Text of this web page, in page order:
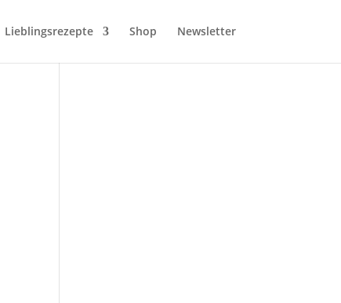
Lieblingsrezepte Shop Newsletter